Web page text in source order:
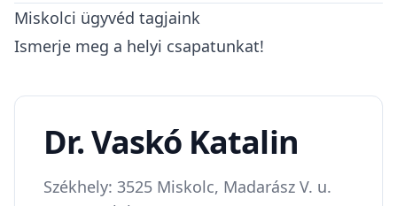
Miskolci ügyvéd tagjaink
Ismerje meg a helyi csapatunkat!
Dr. Vaskó Katalin
Székhely: 3525 Miskolc, Madarász V. u.